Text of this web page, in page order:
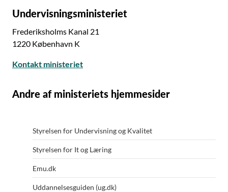
uddannelse, end den er tilrettelagt til at vare, og at
klassetrin.
Undervisningsministeriet
Frederiksholms Kanal 21
1220 København K
Kontakt ministeriet
Andre af ministeriets hjemmesider
Styrelsen for Undervisning og Kvalitet
Styrelsen for It og Læring
Emu.dk
Uddannelsesguiden (ug.dk)